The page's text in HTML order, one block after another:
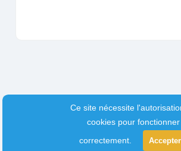
Ce site nécessite
cookies pour fonctionner
correctement.
Accepter